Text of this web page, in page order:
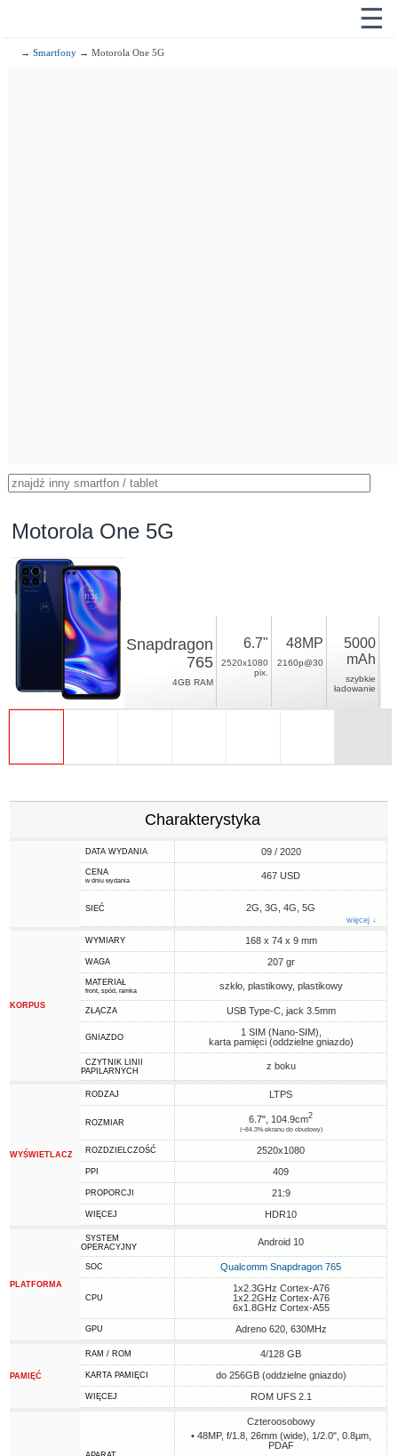
☰
→Smartfony → Motorola One 5G
Motorola One 5G
Snapdragon
765
4GB RAM
6.7"
2520x1080
pix.
48MP
2160p@30
5000
mAh
szybkie
ładowanie
Charakterystyka
DATA WYDANIA 09 / 2020
CENA
w dniu wydania 467 USD
SIEĆ 2G, 3G, 4G, 5G
więcej ↓
KORPUS
WYMIARY 168 x 74 x 9 mm
WAGA 207 gr
MATERIAŁ
front, spód, ramka szkło, plastikowy, plastikowy
ZŁĄCZA USB Type-C, jack 3.5mm
GNIAZDO
1 SIM (Nano-SIM),
karta pamięci (oddzielne gniazdo)
CZYTNIK LINII
PAPILARNYCH
z boku
WYŚWIETLACZ
RODZAJ LTPS
ROZMIAR 6.7", 104.9cm2
(~84.3% ekranu do obudowy)
ROZDZIELCZOŚĆ 2520x1080
PPI 409
PROPORCJI 21:9
WIĘCEJ HDR10
PLATFORMA
SYSTEM
OPERACYJNY
Android 10
SOC Qualcomm Snapdragon 765
CPU
1x2.3GHz Cortex-A76
1x2.2GHz Cortex-A76
6x1.8GHz Cortex-A55
GPU Adreno 620, 630MHz
PAMIĘĆ
RAM / ROM 4/128 GB
KARTA PAMIĘCI do 256GB (oddzielne gniazdo)
WIĘCEJ ROM UFS 2.1
Czteroosobowy
• 48MP, f/1.8, 26mm (wide), 1/2.0", 0.8µm,
PDAF